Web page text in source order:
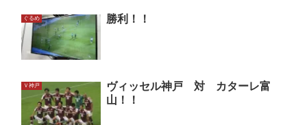
ぐるめ 勝利！！
Ｖ神戸
ヴィッセル神戸 対 カターレ富
山！！